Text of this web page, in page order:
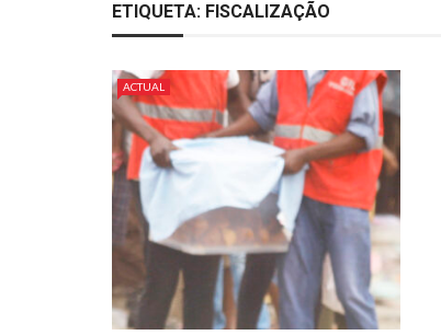
ETIQUETA: FISCALIZAÇÃO
ACTUAL